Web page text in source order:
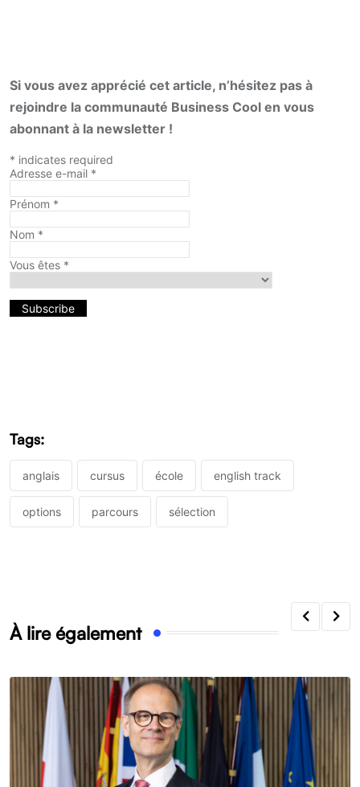
Si vous avez apprécié cet article, n’hésitez pas à
rejoindre la communauté Business Cool en vous
abonnant à la newsletter !
* indicates required
Adresse e-mail *
Prénom *
Nom *
Vous êtes *
Tags:
anglais cursus école english track
options parcours sélection
À lire également